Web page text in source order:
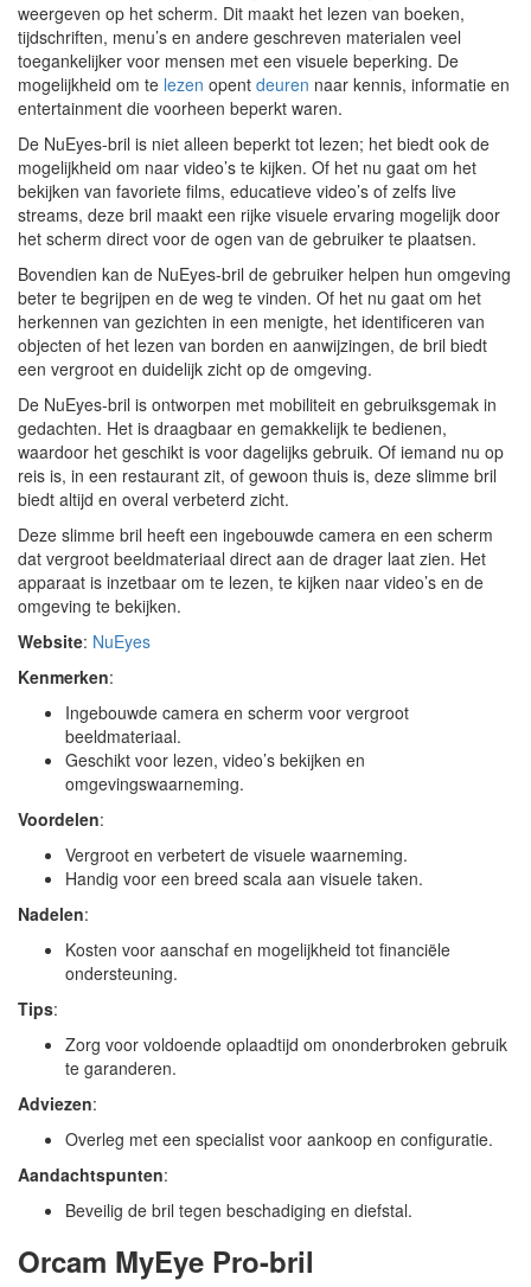
weergeven op het scherm. Dit maakt het lezen van boeken,
tijdschriften, menu’s en andere geschreven materialen veel
toegankelijker voor mensen met een visuele beperking. De
mogelijkheid om te lezen opent deuren naar kennis, informatie en
entertainment die voorheen beperkt waren.
De NuEyes-bril is niet alleen beperkt tot lezen; het biedt ook de
mogelijkheid om naar video’s te kijken. Of het nu gaat om het
bekijken van favoriete films, educatieve video’s of zelfs live
streams, deze bril maakt een rijke visuele ervaring mogelijk door
het scherm direct voor de ogen van de gebruiker te plaatsen.
Bovendien kan de NuEyes-bril de gebruiker helpen hun omgeving
beter te begrijpen en de weg te vinden. Of het nu gaat om het
herkennen van gezichten in een menigte, het identificeren van
objecten of het lezen van borden en aanwijzingen, de bril biedt
een vergroot en duidelijk zicht op de omgeving.
De NuEyes-bril is ontworpen met mobiliteit en gebruiksgemak in
gedachten. Het is draagbaar en gemakkelijk te bedienen,
waardoor het geschikt is voor dagelijks gebruik. Of iemand nu op
reis is, in een restaurant zit, of gewoon thuis is, deze slimme bril
biedt altijd en overal verbeterd zicht.
Deze slimme bril heeft een ingebouwde camera en een scherm
dat vergroot beeldmateriaal direct aan de drager laat zien. Het
apparaat is inzetbaar om te lezen, te kijken naar video’s en de
omgeving te bekijken.
Website: NuEyes
Kenmerken:
Ingebouwde camera en scherm voor vergroot
beeldmateriaal.
Geschikt voor lezen, video’s bekijken en
omgevingswaarneming.
Voordelen:
Vergroot en verbetert de visuele waarneming.
Handig voor een breed scala aan visuele taken.
Nadelen:
Kosten voor aanschaf en mogelijkheid tot financiële
ondersteuning.
Tips:
Zorg voor voldoende oplaadtijd om ononderbroken gebruik
te garanderen.
Adviezen:
Overleg met een specialist voor aankoop en configuratie.
Aandachtspunten:
Beveilig de bril tegen beschadiging en diefstal.
Orcam MyEye Pro-bril